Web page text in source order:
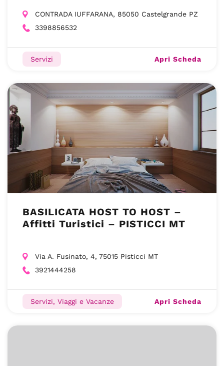
CONTRADA IUFFARANA, 85050 Castelgrande PZ
3398856532
Servizi Apri Scheda
BASILICATA HOST TO HOST –
Affitti Turistici – PISTICCI MT
Via A. Fusinato, 4, 75015 Pisticci MT
3921444258
Servizi, Viaggi e Vacanze Apri Scheda